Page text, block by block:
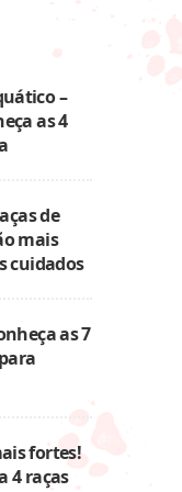
–
as 4
de
mais
cuidados
as 7
fortes!
4 raças